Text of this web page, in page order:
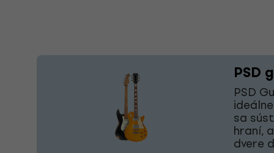
PSD
PSD
sa
hraní,
dvere